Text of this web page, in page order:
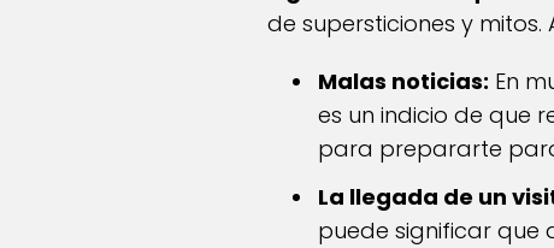
de supersticiones y mitos.
Malas noticias: En
es un indicio de que
para prepararte
La llegada de un
puede significar que